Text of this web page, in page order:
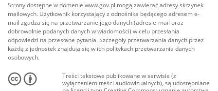
Strony dostępne w domenie www.gov.pl mogą zawierać adresy skrzynek
mailowych. Użytkownik korzystający z odnośnika będącego adresem e-
mail zgadza się na przetwarzanie jego danych (adres e-mail oraz
dobrowolnie podanych danych w wiadomości) w celu przesłania
odpowiedzi na przesłane pytania. Szczegóły przetwarzania danych przez
każdą z jednostek znajdują się w ich politykach przetwarzania danych
osobowych.
Treści tekstowe publikowane w serwisie (z
wyłączeniem treści audiowizualnych), są udostępniane